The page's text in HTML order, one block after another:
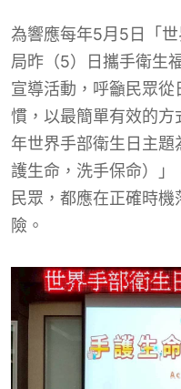
為響應每年5月5日「
局昨（5）日攜手衛生
宣導活動，呼籲民眾
慣，以最簡單有效的
年世界手部衛生日主
護生命，洗手保命）
民眾，都應在正確時
險。